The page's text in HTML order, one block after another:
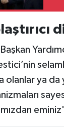
olanlar ya